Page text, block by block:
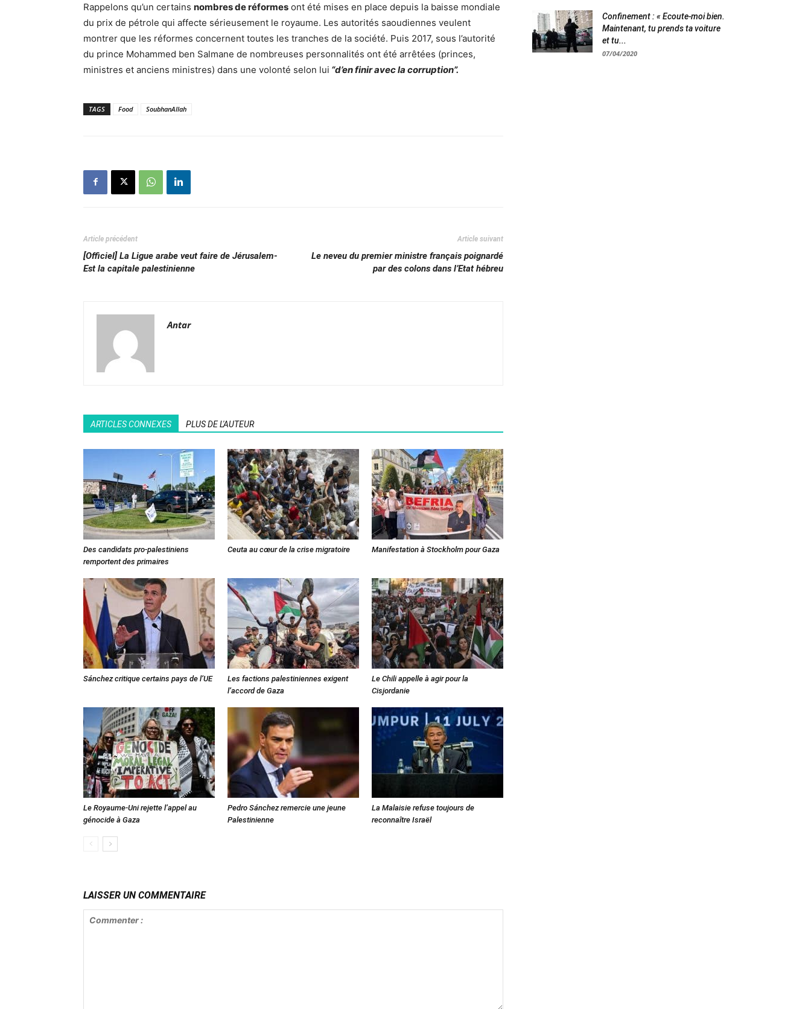
Rappelons qu’un certains nombres de réformes ont été mises en place depuis la baisse mondiale
du prix de pétrole qui affecte sérieusement le royaume. Les autorités saoudiennes veulent
montrer que les réformes concernent toutes les tranches de la société. Puis 2017, sous l’autorité
du prince Mohammed ben Salmane de nombreuses personnalités ont été arrêtées (princes,
ministres et anciens ministres) dans une volonté selon lui “d’en finir avec la corruption”.
TAGS Food SoubhanAllah
Article précédent
[Officiel] La Ligue arabe veut faire de Jérusalem-
Est la capitale palestinienne
Article suivant
Le neveu du premier ministre français poignardé
par des colons dans l’Etat hébreu
Antar
ARTICLES CONNEXES PLUS DE L'AUTEUR
Des candidats pro-palestiniens
remportent des primaires
Ceuta au cœur de la crise migratoire Manifestation à Stockholm pour Gaza
Sánchez critique certains pays de l’UE
Les factions palestiniennes exigent
l’accord de Gaza
Le Chili appelle à agir pour la
Cisjordanie
Le Royaume-Uni rejette l’appel au
génocide à Gaza
Pedro Sánchez remercie une jeune
Palestinienne
La Malaisie refuse toujours de
reconnaître Israël
LAISSER UN COMMENTAIRE
Confinement : « Ecoute-moi bien.
Maintenant, tu prends ta voiture
et tu...
07/04/2020